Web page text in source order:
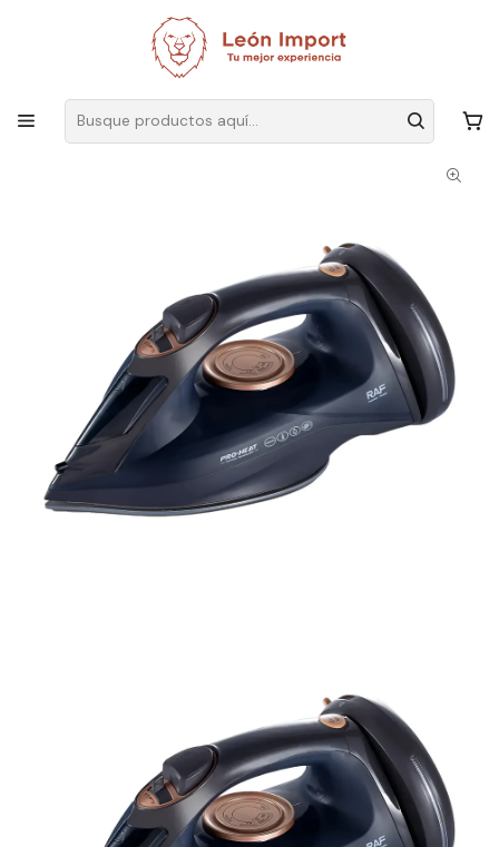
Envíos GRATIS
Cocina Electrodomésticos
Plancha De Ropa A Vapor 2200w R.1349 Raf Negro Plancha